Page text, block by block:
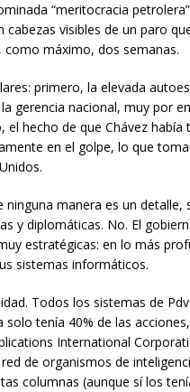
“meritocracia
visibles de un paro
como máximo, dos semanas.
primero, la elevada
gerencia nacional, muy por
el hecho de que Chávez
en el golpe, lo que
manera es un detalle,
y diplomáticas. No. El
estratégicas: en lo más
sistemas informáticos.
Todos los sistemas de
tenía 40% de las
International
de organismos de
columnas (aunque sí los